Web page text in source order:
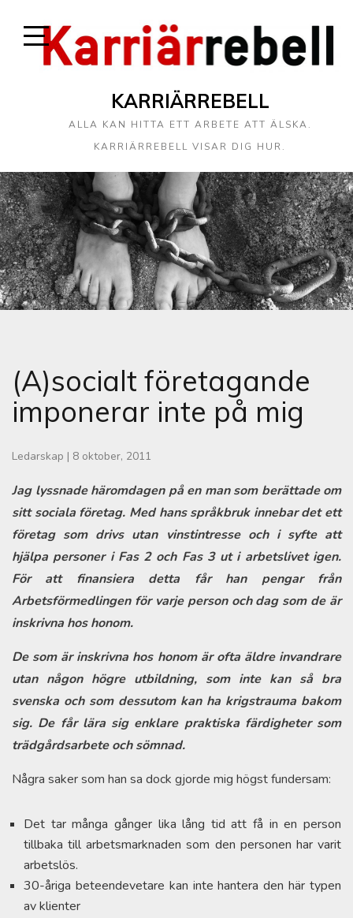
KARRIÄRREBELL
ALLA KAN HITTA ETT ARBETE ATT ÄLSKA.
KARRIÄRREBELL VISAR DIG HUR.
(A)socialt företagande
imponerar inte på mig
Ledarskap | 8 oktober, 2011
Jag lyssnade häromdagen på en man som berättade om
sitt sociala företag. Med hans språkbruk innebar det ett
företag som drivs utan vinstintresse och i syfte att
hjälpa personer i Fas 2 och Fas 3 ut i arbetslivet igen.
För att finansiera detta får han pengar från
Arbetsförmedlingen för varje person och dag som de är
inskrivna hos honom.
De som är inskrivna hos honom är ofta äldre invandrare
utan någon högre utbildning, som inte kan så bra
svenska och som dessutom kan ha krigstrauma bakom
sig. De får lära sig enklare praktiska färdigheter som
trädgårdsarbete och sömnad.
Några saker som han sa dock gjorde mig högst fundersam:
Det tar många gånger lika lång tid att få in en person
tillbaka till arbetsmarknaden som den personen har varit
arbetslös.
30-åriga beteendevetare kan inte hantera den här typen
av klienter